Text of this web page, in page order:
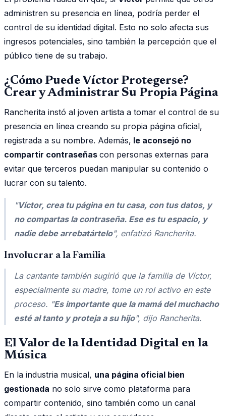
administren su presencia en línea, podría perder el
control de su identidad digital. Esto no solo afecta sus
ingresos potenciales, sino también la percepción que el
público tiene de su trabajo.
¿Cómo Puede Víctor Protegerse?
Crear y Administrar Su Propia Página
Rancherita instó al joven artista a tomar el control de su
presencia en línea creando su propia página oficial,
registrada a su nombre. Además, le aconsejó no
compartir contraseñas con personas externas para
evitar que terceros puedan manipular su contenido o
lucrar con su talento.
"Víctor, crea tu página en tu casa, con tus datos, y
no compartas la contraseña. Ese es tu espacio, y
nadie debe arrebatártelo", enfatizó Rancherita.
Involucrar a la Familia
La cantante también sugirió que la familia de Víctor,
especialmente su madre, tome un rol activo en este
proceso. "Es importante que la mamá del muchacho
esté al tanto y proteja a su hijo", dijo Rancherita.
El Valor de la Identidad Digital en la
Música
En la industria musical, una página oficial bien
gestionada no solo sirve como plataforma para
compartir contenido, sino también como un canal